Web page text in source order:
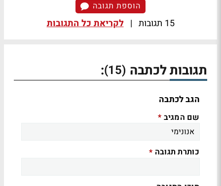
הוספת תגובה
15 תגובות | לקריאת כל התגובות
תגובות לכתבה (15)
:
הגב לכתבה
שם המגיב *
כותרת תגובה *